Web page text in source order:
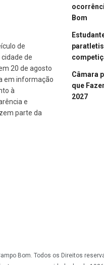
de
de
20 de agosto
em informação
à
e
parte da
Bom
Câmara
que
2027
Bom. Todos os Direitos